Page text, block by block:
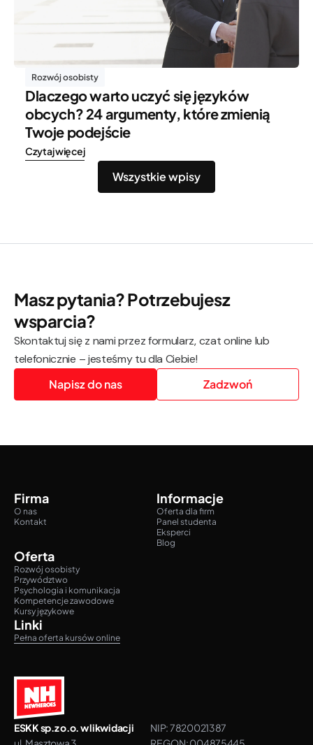
Rozwój osobisty
Dlaczego warto uczyć się języków
obcych? 24 argumenty, które zmienią
Twoje podejście
Czytaj więcej
Wszystkie wpisy
Masz pytania? Potrzebujesz
wsparcia?
Skontaktuj się z nami przez formularz, czat online lub
telefonicznie – jesteśmy tu dla Ciebie!
Napisz do nas
Zadzwoń
ESKK sp.z o.o. w likwidacji
NIP: 7820021387
Firma
O nas
Kontakt
Informacje
Oferta dla firm
Panel studenta
Eksperci
Blog
Oferta
Rozwój osobisty
Przywództwo
Psychologia i komunikacja
Kompetencje zawodowe
Kursy językowe
Linki
Pełna oferta kursów online